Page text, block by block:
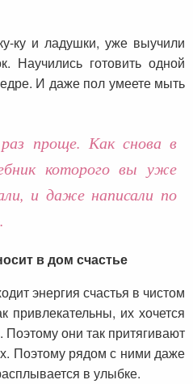
ку и ладушки, уже выучили
Научились готовить одной
И даже пол умеете мыть
проще. Как снова в
которого вы уже
и даже написали по
в дом счастье
энергия счастья в чистом
их хочется
Поэтому они так притягивают
Поэтому рядом с ними даже
в улыбке.